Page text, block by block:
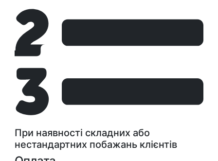
При наявності складних або
нестандартних побажань клієнтів